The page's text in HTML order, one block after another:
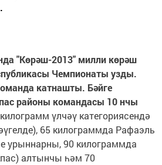
"Көрәш-2013" милли көрәш
Чемпионаты узды.
катнашты. Бәйге
районы командасы 10 нчы
үлчәү категориясендә
65 килограммда Рафаэль
урыннарны, 90 килограммда
алтынчы һәм 70